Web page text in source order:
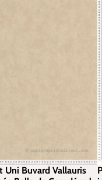
Uni Buvard Vallauris